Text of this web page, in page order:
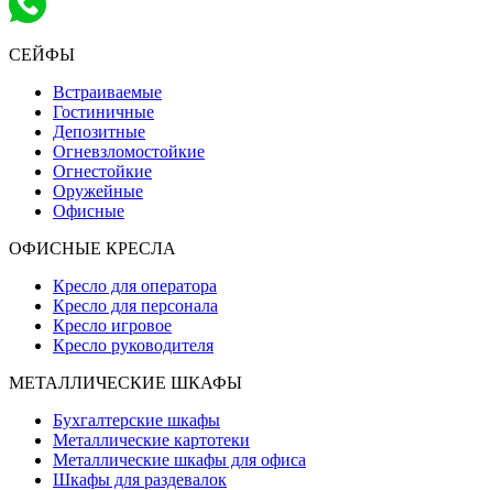
СЕЙФЫ
Встраиваемые
Гостиничные
Депозитные
Огневзломостойкие
Огнестойкие
Оружейные
Офисные
ОФИСНЫЕ КРЕСЛА
Кресло для оператора
Кресло для персонала
Кресло игровое
Кресло руководителя
МЕТАЛЛИЧЕСКИЕ ШКАФЫ
Бухгалтерские шкафы
Металлические картотеки
Металлические шкафы для офиса
Шкафы для раздевалок